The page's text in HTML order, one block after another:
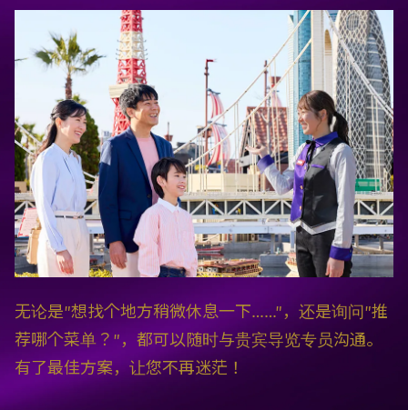
无论是"想找个地方稍微休息一下……"，还是询问"推
荐哪个菜单？"，都可以随时与贵宾导览专员沟通。
有了最佳方案，让您不再迷茫！